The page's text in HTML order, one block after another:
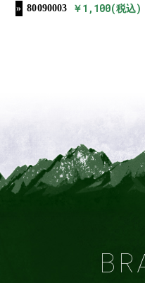
80090003 ￥1,100(税込)